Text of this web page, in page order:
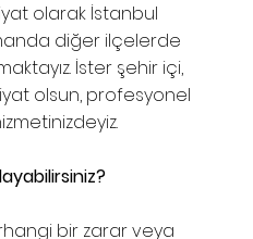
olarak İstanbul
diğer ilçelerde
İster şehir içi,
olsun, profesyonel
bir zarar veya